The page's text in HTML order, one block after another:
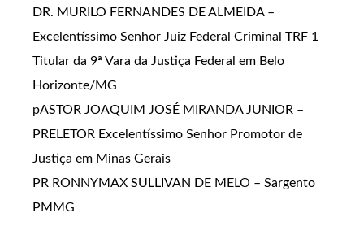
DR. MURILO FERNANDES DE ALMEIDA –
Excelentíssimo Senhor Juiz Federal Criminal TRF 1
Titular da 9ª Vara da Justiça Federal em Belo
Horizonte/MG
pASTOR JOAQUIM JOSÉ MIRANDA JUNIOR –
PRELETOR Excelentíssimo Senhor Promotor de
Justiça em Minas Gerais
PR RONNYMAX SULLIVAN DE MELO – Sargento
PMMG